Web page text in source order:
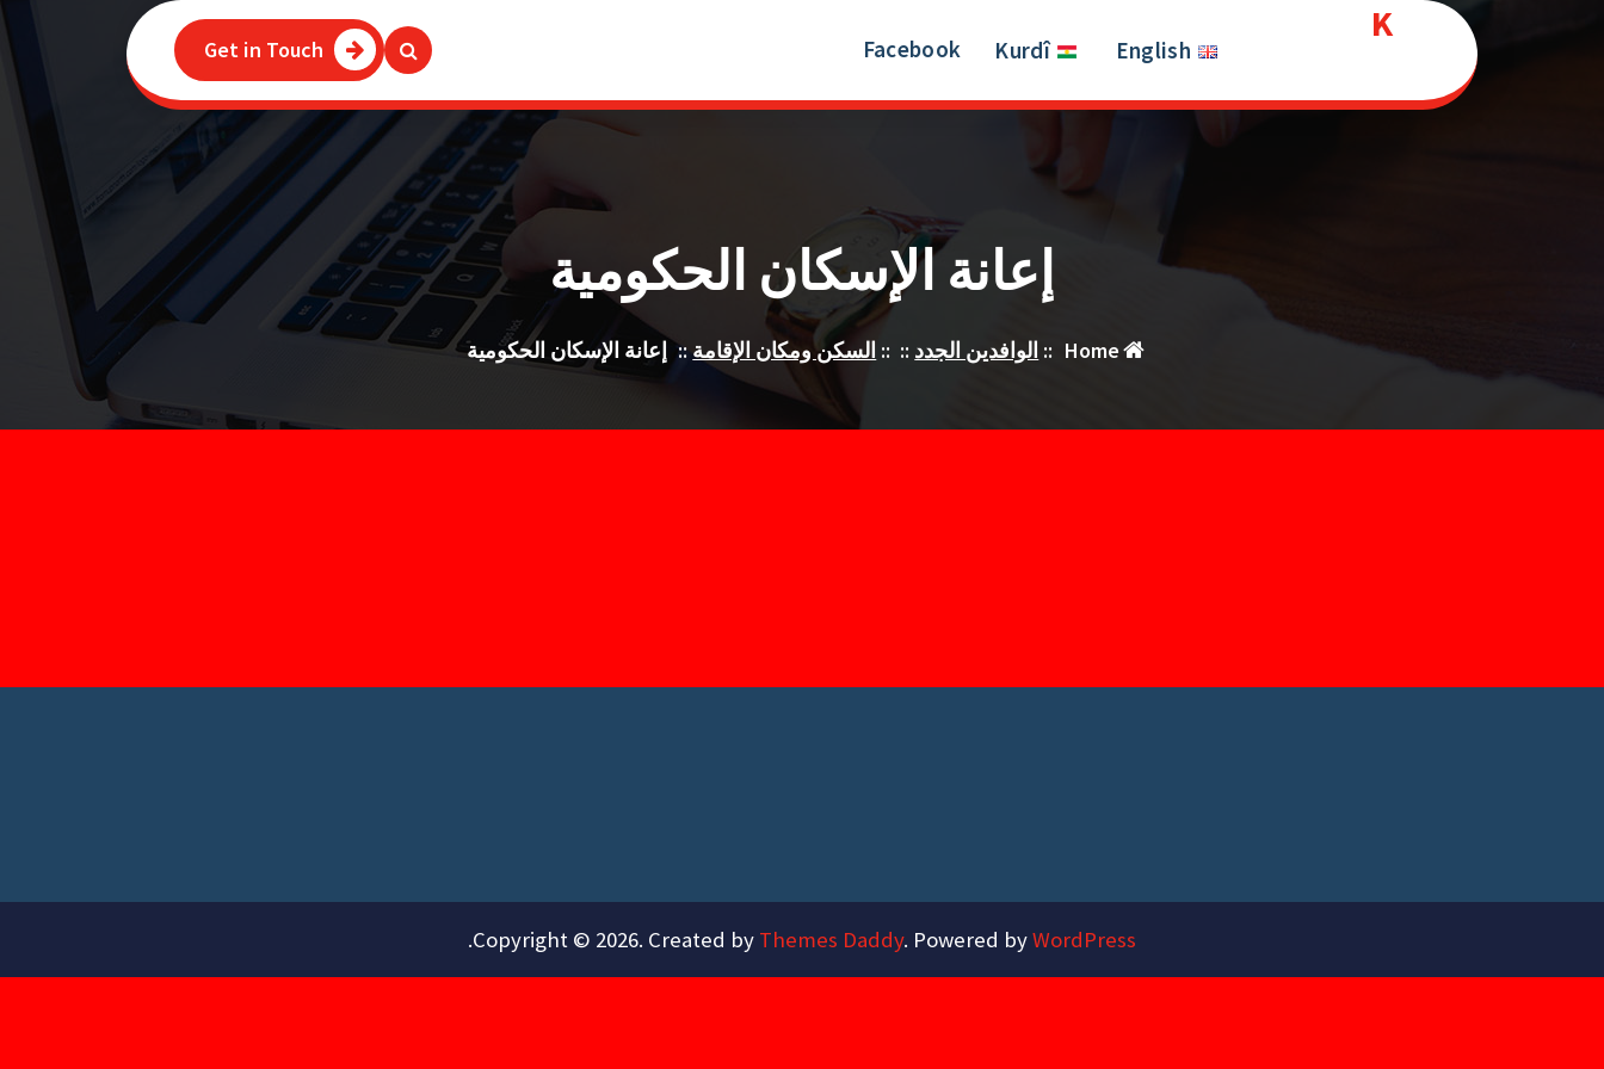
Kurds
English
Kurdî
Facebook
Get in Touch
إعانة الإسكان الحكومية
Home
:: الوافدين الجدد :: :: السكن ومكان الإقامة:: إعانة الإسكان الحكومية
Copyright © 2026. Created by Themes Daddy. Powered byWordPress
.